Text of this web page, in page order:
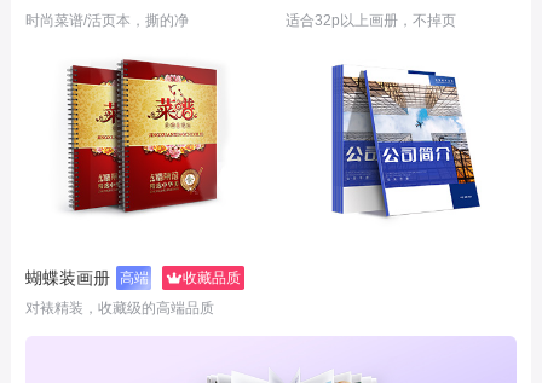
时尚菜谱/活页本，撕的净 适合32p以上画册，不掉页
蝴蝶装画册 高端
收藏品质
对裱精装，收藏级的高端品质